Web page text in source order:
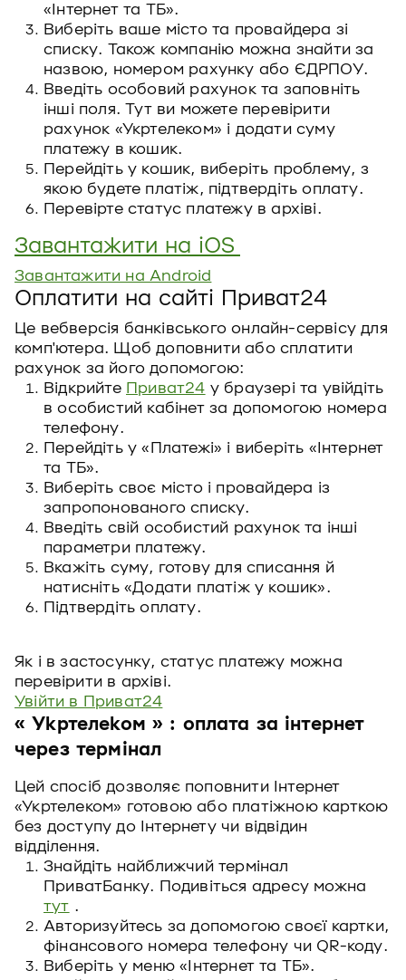
«Інтернет та ТБ».
Виберіть ваше місто та провайдера зі
списку. Також компанію можна знайти за
назвою, номером рахунку або ЄДРПОУ.
Введіть особовий рахунок та заповніть
інші поля. Тут ви можете перевірити
рахунок «Укртелеком» і додати суму
платежу в кошик.
Перейдіть у кошик, виберіть проблему, з
якою будете платіж, підтвердіть оплату.
Перевірте статус платежу в архіві.
Завантажити на iOS
Завантажити на Android
Оплатити на сайті Приват24
Це вебверсія банківського онлайн-сервісу для
комп'ютера. Щоб доповнити або сплатити
рахунок за його допомогою:
Відкрийте Приват24 у браузері та увійдіть
в особистий кабінет за допомогою номера
телефону.
Перейдіть у «Платежі» і виберіть «Інтернет
та ТБ».
Виберіть своє місто і провайдера із
запропонованого списку.
Введіть свій особистий рахунок та інші
параметри платежу.
Вкажіть суму, готову для списання й
натисніть «Додати платіж у кошик».
Підтвердіть оплату.
Як і в застосунку, статус платежу можна
перевірити в архіві.
Увійти в Приват24
« Укртелеком » : оплата за інтернет
через термінал
Цей спосіб дозволяє поповнити Інтернет
«Укртелеком» готовою або платіжною карткою
без доступу до Інтернету чи відвідин
відділення.
Знайдіть найближчий термінал
ПриватБанку. Подивіться адресу можна
тут .
Авторизуйтесь за допомогою своєї картки,
фінансового номера телефону чи QR-коду.
Виберіть у меню «Інтернет та ТБ».